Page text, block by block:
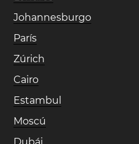
Johannesburgo
París
Zúrich
Cairo
Estambul
Moscú
Dubái